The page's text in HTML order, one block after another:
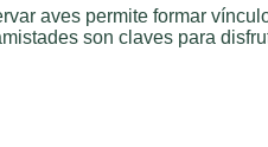
aves permite formar
son claves para